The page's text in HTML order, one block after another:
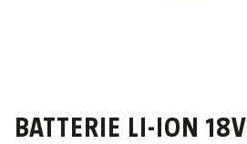
BATTERIE LI-ION 18V